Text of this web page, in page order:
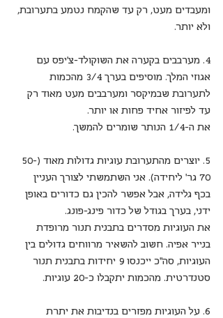
ומעבדים מעט, רק עד שהקמח נטמע בתערובת,
ולא יותר.
4. מערבבים בקערה את השוקולד-צ'יפס עם
אגוזי המלך. מוסיפים בערך 3/4 מהכמות
לתערובת שבמיקסר ומערבבים מעט מאוד רק
עד לפיזור אחיד פחות או יותר.
את ה-1/4 הנותר שומרים להמשך.
5. יוצרים מהתערובת עוגיות גדולות מאוד (50-
70 גר' ליחידה). אני השתמשתי לצורך העניין
בכף גלידה, אבל אפשר להכין גם כדורים באופן
ידני, בערך בגודל של כדור פינג-פונג.
את העוגיות מסדרים בתבנית תנור מרופדת
בנייר אפיה. חשוב להשאיר מרווחים גדולים בין
העוגיות, סה"כ ייכנסו 9 יחידות בתבנית תנור
סטנדרטית. מהכמות יתקבלו כ-20 עוגיות.
6. על העוגיות מפזרים בנדיבות את יתרת